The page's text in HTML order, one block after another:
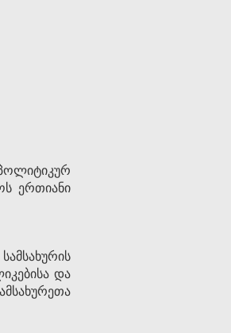
ერთიანი
და